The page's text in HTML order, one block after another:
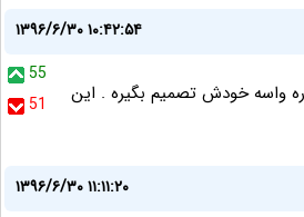
۱۳۹۶/۶/۳۰ ۱۰:۴۲:۵۴
55
51
واسه خودش تصمیم بگیره . این
۱۳۹۶/۶/۳۰ ۱۱:۱۱:۲۰